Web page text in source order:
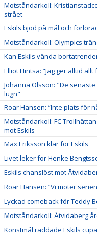
Motståndarkoll:
strået
Eskils bjöd på mål och
Motståndarkoll: Olympics
Kan Eskils vända
Elliot Hintsa: ”Jag ger alltid allt
Johanna Olsson: "De
lugn"
Roar Hansen: ”Inte plats för
Motståndarkoll: FC
mot Eskils
Max Eriksson klar för Eskils
Livet leker för Henke
Eskils chanslöst mot
Roar Hansen: ”Vi möter
Lyckad comeback för Teddy
Motståndarkoll: Åtvidaberg
Konstmål räddade Eskils